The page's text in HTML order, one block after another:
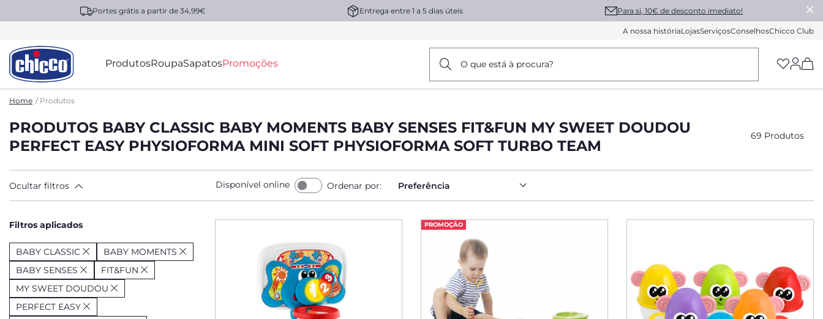
Portes grátis a partir de 34,99€ Entrega entre 1 a 5 dias úteis Para si, 10€ de desconto imediato!
A nossa históriaLojasServiçosConselhosChicco Club
ProdutosRoupaSapatosPromoções O que está à procura?
Home Produtos
PRODUTOS BABY CLASSIC BABY MOMENTS BABY SENSES FIT&FUN MY SWEET DOUDOU
PERFECT EASY PHYSIOFORMA MINI SOFT PHYSIOFORMA SOFT TURBO TEAM
69 Produtos
Ocultar filtros Disponível online Ordenar por: Preferência
Filtros aplicados
BABY CLASSIC
BABY MOMENTS
BABY SENSES
FIT&FUN
MY SWEET DOUDOU
PERFECT EASY
PROMOÇÃO